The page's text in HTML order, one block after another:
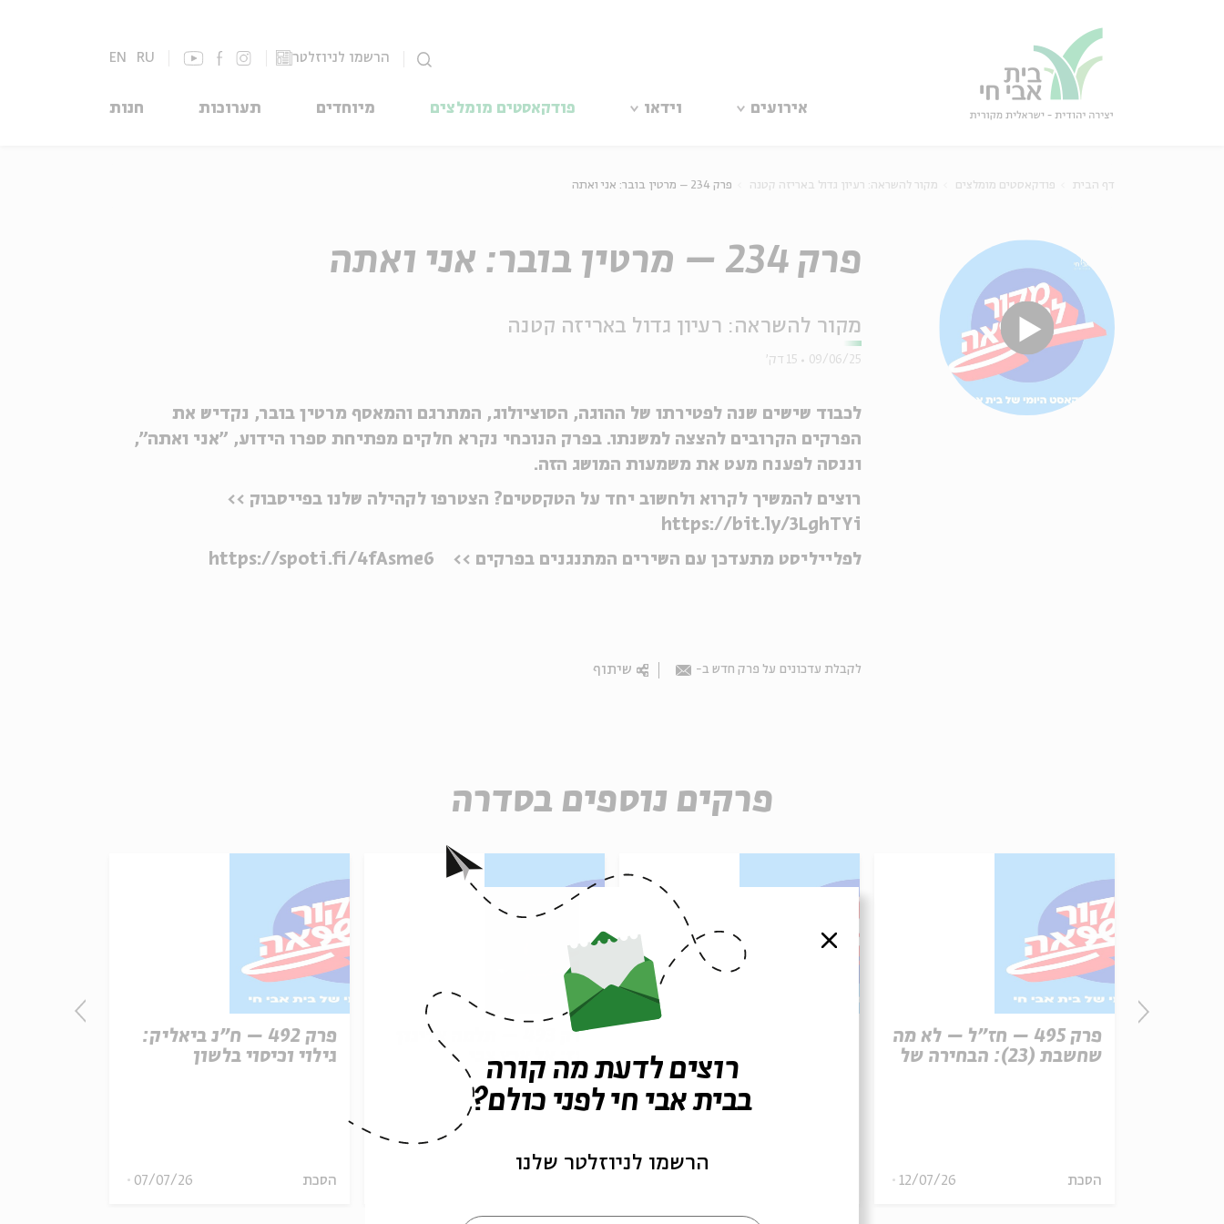
הרשמו לניוזלטר EN RU
אירועים וידאו פודקאסטים מומלצים מיוחדים תערוכות חנות
דף הבית פודקאסטים מומלצים מקור להשראה: רעיון גדול באריזה קטנה פרק 234 – מרטין בובר: אני ואתה
פרק 234 – מרטין בובר: אני ואתה
מקור להשראה: רעיון גדול באריזה קטנה
09/06/25 15 דק'
לכבוד שישים שנה לפטירתו של ההוגה, הסוציולוג, המתרגם והמאסף מרטין בובר, נקדיש את
הפרקים הקרובים להצצה למשנתו. בפרק הנוכחי נקרא חלקים מפתיחת ספרו הידוע, "אני ואתה",
וננסה לפענח מעט את משמעות המושג הזה.
רוצים להמשיך לקרוא ולחשוב יחד על הטקסטים? הצטרפו לקהילה שלנו בפייסבוק >>
https://bit.ly/3LghTYi
לפלייליסט מתעדכן עם השירים המתנגנים בפרקים >> https://spoti.fi/4fAsme6
לקבלת עדכונים על פרק חדש ב- Email שיתוף
פרקים נוספים בסדרה
פרק 495 – חז"ל – לא מה
שחשבת (23): הבחירה של
הסכת 12/07/26
פרק 493 – תלמה אליגון
רוז: אל ארץ צבי
פרק 492 – ח״נ ביאליק:
גילוי וכיסוי בלשון
הסכת 07/07/26
סגור
רוצים לדעת מה קורה
בבית אבי חי לפני כולם?
הרשמו לניוזלטר שלנו